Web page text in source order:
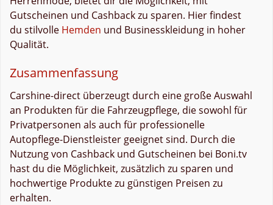
Gutscheinen und Cashback zu sparen. Hier findest
du stilvolle Hemden und Businesskleidung in hoher
Qualität.
Zusammenfassung
Carshine-direct überzeugt durch eine große Auswahl
an Produkten für die Fahrzeugpflege, die sowohl für
Privatpersonen als auch für professionelle
Autopflege-Dienstleister geeignet sind. Durch die
Nutzung von Cashback und Gutscheinen bei Boni.tv
hast du die Möglichkeit, zusätzlich zu sparen und
hochwertige Produkte zu günstigen Preisen zu
erhalten.